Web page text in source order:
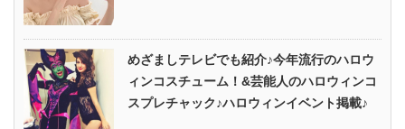
めざましテレビでも紹介♪今年流行のハロウ
ィンコスチューム！&芸能人のハロウィンコ
スプレチャック♪ハロウィンイベント掲載♪